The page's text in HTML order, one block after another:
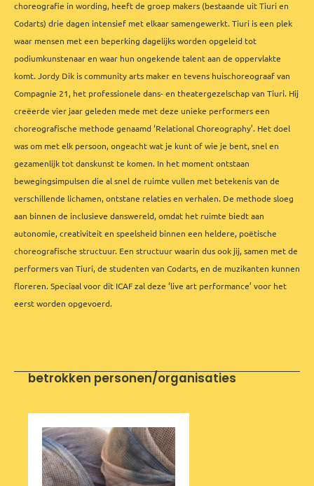
choreografie in wording, heeft de groep makers (bestaande uit Tiuri en
Codarts) drie dagen intensief met elkaar samengewerkt. Tiuri is een plek
waar mensen met een beperking dagelijks worden opgeleid tot
podiumkunstenaar en waar hun ongekende talent aan de oppervlakte
komt. Jordy Dik is community arts maker en tevens huischoreograaf van
Compagnie 21, het professionele dans- en theatergezelschap van Tiuri. Hij
creëerde vier jaar geleden mede met deze unieke performers een
choreografische methode genaamd ‘Relational Choreography’. Het doel
was om met elk persoon, ongeacht wat je kunt of wie je bent, snel en
gezamenlijk tot danskunst te komen. In het moment ontstaan
bewegingsimpulsen die al snel de ruimte vullen met betekenis van de
verschillende lichamen, ontstane relaties en verhalen. De methode sloeg
aan binnen de inclusieve danswereld, omdat het ruimte biedt aan
autonomie, creativiteit en speelsheid binnen een heldere, poëtische
choreografische structuur. Een structuur waarin dus ook jij, samen met de
performers van Tiuri, de studenten van Codarts, en de muzikanten kunnen
floreren. Speciaal voor dit ICAF zal deze ‘live art performance’ voor het
eerst worden opgevoerd.
betrokken personen/organisaties